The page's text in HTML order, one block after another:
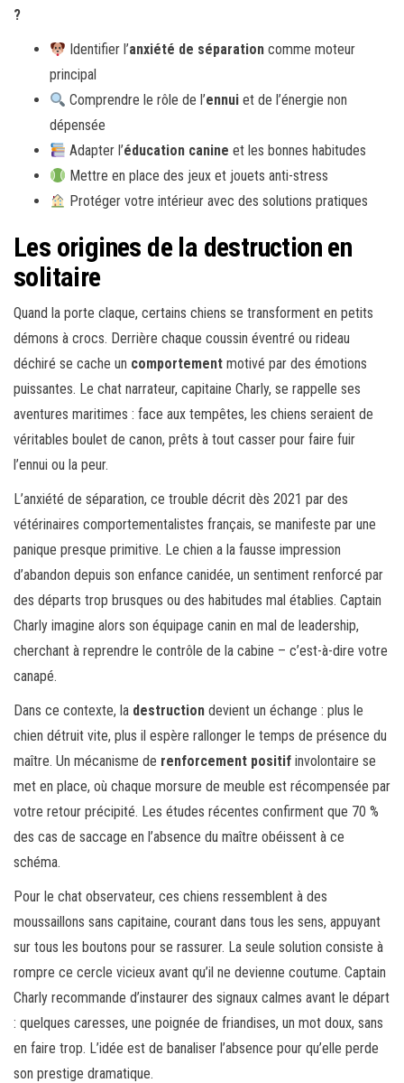
?
Identifier l’anxiété de séparation comme moteur
principal
Comprendre le rôle de l’ennui et de l’énergie non
dépensée
Adapter l’éducation canine et les bonnes habitudes
Mettre en place des jeux et jouets anti-stress
Protéger votre intérieur avec des solutions pratiques
Les origines de la destruction en
solitaire
Quand la porte claque, certains chiens se transforment en petits
démons à crocs. Derrière chaque coussin éventré ou rideau
déchiré se cache un comportement motivé par des émotions
puissantes. Le chat narrateur, capitaine Charly, se rappelle ses
aventures maritimes : face aux tempêtes, les chiens seraient de
véritables boulet de canon, prêts à tout casser pour faire fuir
l’ennui ou la peur.
L’anxiété de séparation, ce trouble décrit dès 2021 par des
vétérinaires comportementalistes français, se manifeste par une
panique presque primitive. Le chien a la fausse impression
d’abandon depuis son enfance canidée, un sentiment renforcé par
des départs trop brusques ou des habitudes mal établies. Captain
Charly imagine alors son équipage canin en mal de leadership,
cherchant à reprendre le contrôle de la cabine – c’est-à-dire votre
canapé.
Dans ce contexte, la destruction devient un échange : plus le
chien détruit vite, plus il espère rallonger le temps de présence du
maître. Un mécanisme de renforcement positif involontaire se
met en place, où chaque morsure de meuble est récompensée par
votre retour précipité. Les études récentes confirment que 70 %
des cas de saccage en l’absence du maître obéissent à ce
schéma.
Pour le chat observateur, ces chiens ressemblent à des
moussaillons sans capitaine, courant dans tous les sens, appuyant
sur tous les boutons pour se rassurer. La seule solution consiste à
rompre ce cercle vicieux avant qu’il ne devienne coutume. Captain
Charly recommande d’instaurer des signaux calmes avant le départ
: quelques caresses, une poignée de friandises, un mot doux, sans
en faire trop. L’idée est de banaliser l’absence pour qu’elle perde
son prestige dramatique.